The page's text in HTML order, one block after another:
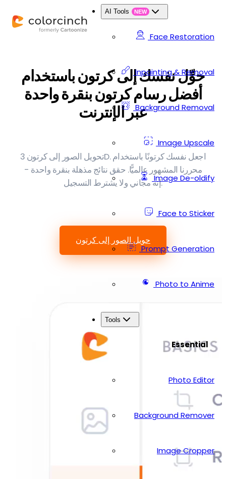
AI Tools NEW
Face Restoration
Inpainting & Removal
Background Removal
Image Upscale
Image De-oldify
Face to Sticker
Prompt Generation
Photo to Anime
Tools
Essential
Photo Editor
Background Remover
Image Cropper
حوِّل نفسك إلى كرتون باستخدام
أفضل رسام كرتون بنقرة واحدة
عبر الإنترنت
تحويل الصور إلى كرتون 3D. اجعل نفسك كرتونًا باستخدام
محررنا المشهور عالميًّا. حقق نتائج مذهلة بنقرة واحدة -
إنه مجاني ولا يشترط التسجيل.
حويل الصور إلى كرتون